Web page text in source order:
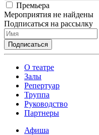
Премьера
Мероприятия не найдены
Подписаться на рассылку
О театре
Залы
Репертуар
Труппа
Руководство
Партнеры
Афиша